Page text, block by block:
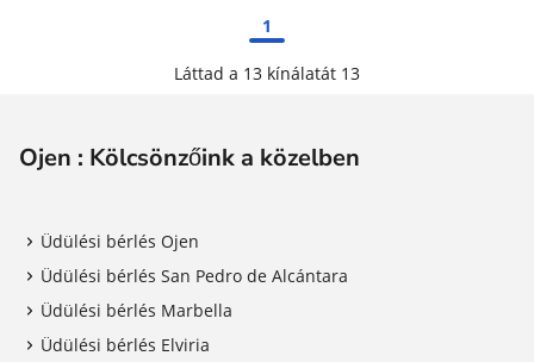
1
Láttad a 13 kínálatát 13
Ojen : Kölcsönzőink a közelben
Üdülési bérlés Ojen
Üdülési bérlés San Pedro de Alcántara
Üdülési bérlés Marbella
Üdülési bérlés Elviria